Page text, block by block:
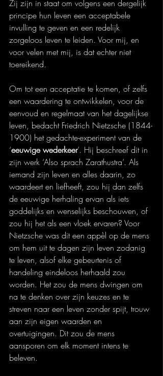
Zij zijn in staat om volgens een dergelijk
principe hun leven een acceptabele
invulling te geven en een redelijk
zorgeloos leven te leiden. Voor mij, en
voor velen met mij, is dat echter niet
toereikend.
Om tot een acceptatie te komen, of zelfs
een waardering te ontwikkelen, voor de
eenvoud en regelmaat van het dagelijkse
leven, bedacht Friedrich Nietzsche (1844-
1900) het gedachte-experiment van de
‘eeuwige wederkeer’. Hij beschreef dit in
zijn werk ‘Also sprach Zarathustra’. Als
iemand zijn leven en alles daarin, zo
waardeert en liefheeft, zou hij dan zelfs
de eeuwige herhaling ervan als iets
goddelijks en wenselijks beschouwen, of
zou hij het als een vloek ervaren? Voor
Nietzsche was dit een appèl op de mens
om hem uit te dagen zijn leven zodanig
te leven, alsof elke gebeurtenis of
handeling eindeloos herhaald zou
worden. Het zou de mens dwingen om
na te denken over zijn keuzes en te
streven naar een leven zonder spijt, trouw
aan zijn eigen waarden en
overtuigingen. Dit zou de mens
aansporen om elk moment intens te
beleven.